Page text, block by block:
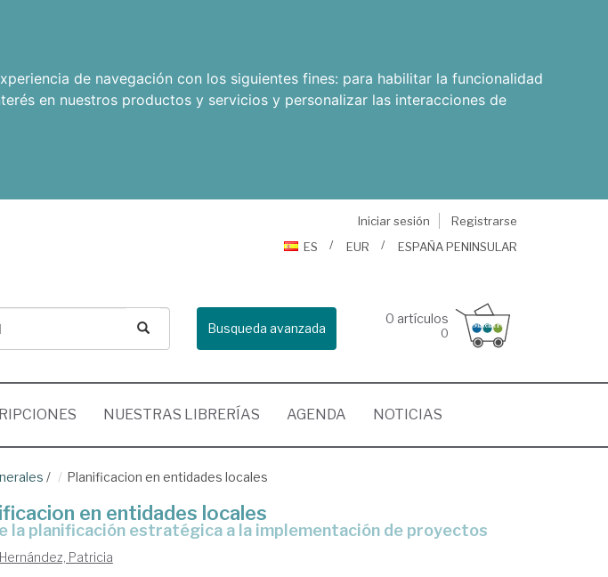
de navegación con los siguientes fines: para habilitar la funcionalidad
en nuestros productos y servicios y personalizar las interacciones de
Iniciar sesión
Registrarse
ES
EUR ESPAÑA PENINSULAR
Busqueda avanzada
0 artículos
0
NUESTRAS LIBRERÍAS AGENDA NOTICIAS
/ Planificacion en entidades locales
en entidades locales
la planificación estratégica a la implementación de proyectos
Patricia